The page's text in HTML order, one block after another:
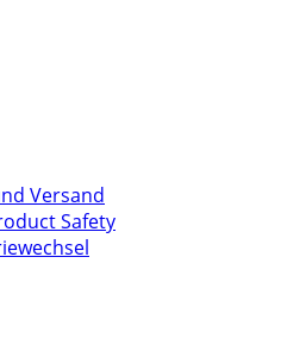
Versand
Safety